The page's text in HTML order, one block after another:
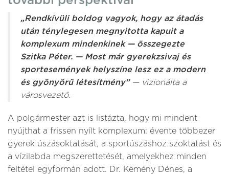
„Rendkívüli boldog vagyok, hogy az átadás
után ténylegesen megnyitotta kapuit a
komplexum mindenkinek — összegezte
Szitka Péter. — Most már gyerekzsivaj és
sportesemények helyszíne lesz ez a modern
és gyönyörű létesítmény” — vizionálta a
városvezető.
A polgármester azt is listázta, hogy mi mindent
nyújthat a frissen nyílt komplexum: évente többezer
gyerek úszásoktatását, a sportúszáshoz szoktatást és
a vízilabda megszerettetését, amelyekhez minden
feltétel egyformán adott. Dr. Kemény Dénes, a